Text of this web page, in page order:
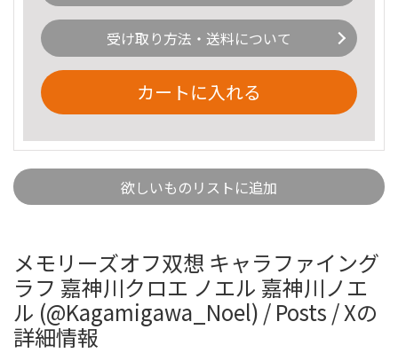
受け取り方法・送料について
カートに入れる
欲しいものリストに追加
メモリーズオフ双想 キャラファイング
ラフ 嘉神川クロエ ノエル 嘉神川ノエ
ル (@Kagamigawa_Noel) / Posts / Xの
詳細情報